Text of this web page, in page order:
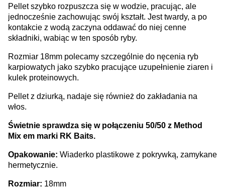
Pellet szybko rozpuszcza się w wodzie, pracując, ale
jednocześnie zachowując swój kształt. Jest twardy, a po
kontakcie z wodą zaczyna oddawać do niej cenne
składniki, wabiąc w ten sposób ryby.
Rozmiar 18mm polecamy szczególnie do nęcenia ryb
karpiowatych jako szybko pracujące uzupełnienie ziaren i
kulek proteinowych.
Pellet z dziurką, nadaje się również do zakładania na
włos.
Świetnie sprawdza się w połączeniu 50/50 z Method
Mix em marki RK Baits.
Opakowanie: Wiaderko plastikowe z pokrywką, zamykane
hermetycznie.
Rozmiar: 18mm